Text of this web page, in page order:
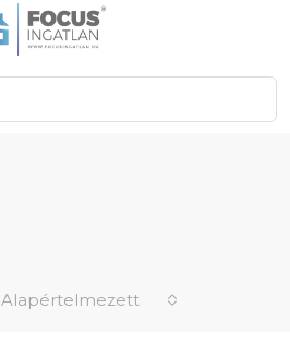
Alapértelmezett